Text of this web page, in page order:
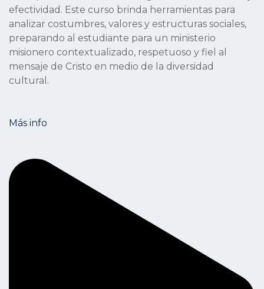
efectividad. Este curso brinda herramientas para
analizar costumbres, valores y estructuras sociales,
preparando al estudiante para un ministerio
misionero contextualizado, respetuoso y fiel al
mensaje de Cristo en medio de la diversidad
cultural.
Más info